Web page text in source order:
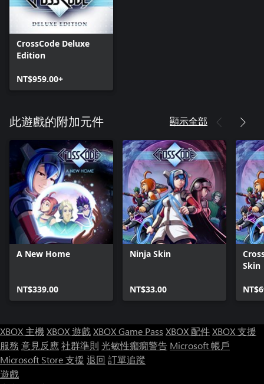
CrossCode Deluxe
Edition
NT$959.00+
此遊戲的附加元件 顯示全部
A New Home
NT$339.00
Ninja Skin
NT$33.00
Skin
XBOX 主機XBOX 遊戲XBOX Game Pass XBOX 配件XBOX 支援
服務 意見反應社群準則 光敏性癲癇警告 Microsoft 帳戶
Microsoft Store 支援 退回 訂單追蹤
遊戲